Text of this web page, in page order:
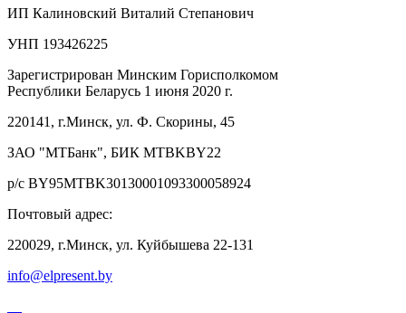
ИП Калиновский Виталий Степанович
УНП 193426225
Зарегистрирован Минским Горисполкомом
Республики Беларусь 1 июня 2020 г.
220141, г.Минск, ул. Ф. Скорины, 45
ЗАО "МТБанк", БИК MTBKBY22
р/с BY95MTBK30130001093300058924
Почтовый адрес:
220029, г.Минск, ул. Куйбышева 22-131
info@elpresent.by